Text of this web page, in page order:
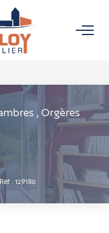
, Orgères
Réf : 129180